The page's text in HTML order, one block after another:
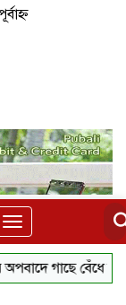
Toggle
navigation
বেঁধে তরুণীকে